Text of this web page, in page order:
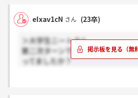
eIxav1cN さん (23卒)
＞大学生ニートさん
第二次ターンですか？一週間くら
ってましたか？